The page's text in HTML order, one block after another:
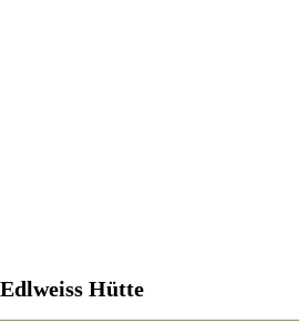
Hütte